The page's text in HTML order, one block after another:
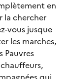
en
la chercher
vous jusque
les marches,
Pauvres